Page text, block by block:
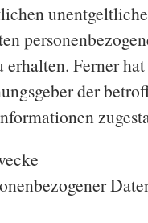
Ferner
der